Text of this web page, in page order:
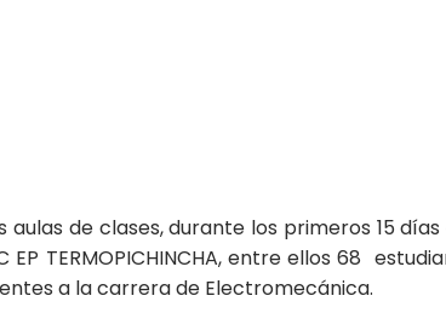
de clases, durante los primeros 15
TERMOPICHINCHA, entre ellos 68
a la carrera de Electromecánica.